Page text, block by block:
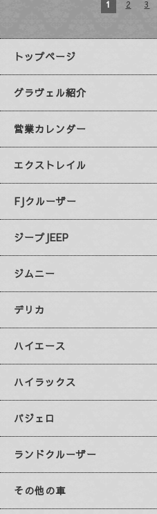
1 2 3
トップページ
グラヴェル紹介
営業カレンダー
エクストレイル
FJクルーザー
ジープJEEP
ジムニー
デリカ
ハイエース
ハイラックス
パジェロ
ランドクルーザー
その他の車